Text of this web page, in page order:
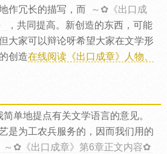
作冗长的描写，而
～✿《出口成
，共同提高。新创造的东西，可能
大家可以辩论呀希望大家在文学形
创造在线阅读《出口成章》人物、
简单地提点有关文学语言的意见。
是为工农兵服务的，因而我们用的
～✿《出口成章》第6章正文内容✿